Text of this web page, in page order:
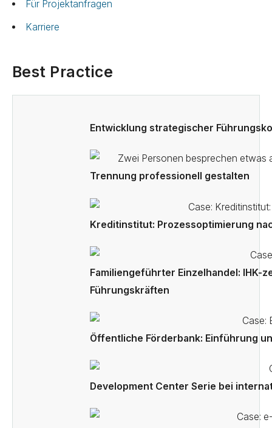
Für Projektanfragen
Karriere
Best Practice
Entwicklung strategischer
Trennung professionell gestalten
Kreditinstitut: Prozessoptimierung
Familiengeführter Einzelhandel: IHK-
Führungskräften
Öffentliche Förderbank: Einführung
Development Center Serie bei